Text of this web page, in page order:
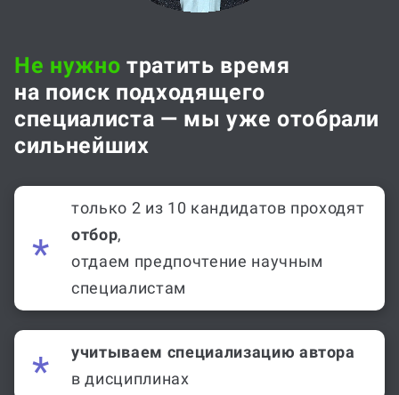
Не нужно тратить время
на поиск подходящего
специалиста — мы уже отобрали
сильнейших
только 2 из 10 кандидатов проходят
отбор,
отдаем предпочтение научным
специалистам
учитываем специализацию автора
в дисциплинах